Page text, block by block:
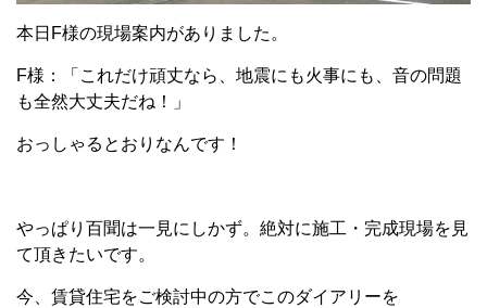
本日F様の現場案内がありました。
F様：「これだけ頑丈なら、地震にも火事にも、音の問題
も全然大丈夫だね！」
おっしゃるとおりなんです！
やっぱり百聞は一見にしかず。絶対に施工・完成現場を見
て頂きたいです。
今、賃貸住宅をご検討中の方でこのダイアリーを